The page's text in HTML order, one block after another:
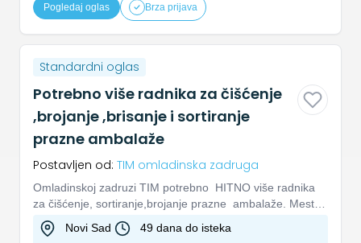
Pogledaj oglas Brza prijava
Standardni oglas
Potrebno više radnika za čišćenje
,brojanje ,brisanje i sortiranje
prazne ambalaže
Postavljen od: TIM omladinska zadruga
Omladinskoj zadruzi TIM potrebno HITNO više radnika
za čišćenje, sortiranje,brojanje prazne ambalaže. Mesto
rada: Kać...
Novi Sad 49 dana do isteka